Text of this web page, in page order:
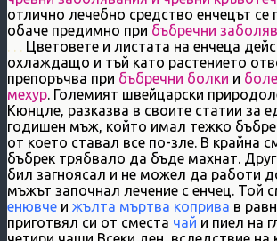
отлично лечебно средство енчецът се
обаче предимно при бъбречни
. . . Цветовете и листата на енчеца
охлаждащо и тъй като растението
препоръчва при бъбречни болки и
мехур. Големият швейцарски
Кюнцле, разказва в своите статии за
годишен мъж, който имал тежко
от което ставал все по-зле. В крайна
бъбрек трябвало да бъде махнат.
бил загноясал и не можел да работи
мъжът започнал лечение с енчец. Той
енювче и жълта мъртва коприва в
приготвял си от сместа чай и пиел на